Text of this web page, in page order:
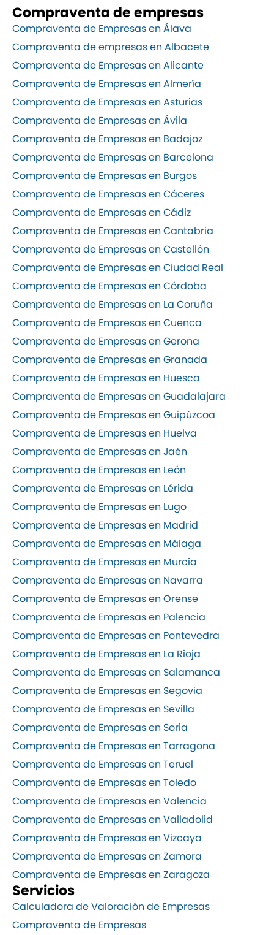
Compraventa de empresas
Compraventa de Empresas en Álava
Compraventa de empresas en Albacete
Compraventa de Empresas en Alicante
Compraventa de Empresas en Almería
Compraventa de Empresas en Asturias
Compraventa de Empresas en Ávila
Compraventa de Empresas en Badajoz
Compraventa de Empresas en Barcelona
Compraventa de Empresas en Burgos
Compraventa de Empresas en Cáceres
Compraventa de Empresas en Cádiz
Compraventa de Empresas en Cantabria
Compraventa de Empresas en Castellón
Compraventa de Empresas en Ciudad Real
Compraventa de Empresas en Córdoba
Compraventa de Empresas en La Coruña
Compraventa de Empresas en Cuenca
Compraventa de Empresas en Gerona
Compraventa de Empresas en Granada
Compraventa de Empresas en Huesca
Compraventa de Empresas en Guadalajara
Compraventa de Empresas en Guipúzcoa
Compraventa de Empresas en Huelva
Compraventa de Empresas en Jaén
Compraventa de Empresas en León
Compraventa de Empresas en Lérida
Compraventa de Empresas en Lugo
Compraventa de Empresas en Madrid
Compraventa de Empresas en Málaga
Compraventa de Empresas en Murcia
Compraventa de Empresas en Navarra
Compraventa de Empresas en Orense
Compraventa de Empresas en Palencia
Compraventa de Empresas en Pontevedra
Compraventa de Empresas en La Rioja
Compraventa de Empresas en Salamanca
Compraventa de Empresas en Segovia
Compraventa de Empresas en Sevilla
Compraventa de Empresas en Soria
Compraventa de Empresas en Tarragona
Compraventa de Empresas en Teruel
Compraventa de Empresas en Toledo
Compraventa de Empresas en Valencia
Compraventa de Empresas en Valladolid
Compraventa de Empresas en Vizcaya
Compraventa de Empresas en Zamora
Compraventa de Empresas en Zaragoza
Servicios
Calculadora de Valoración de Empresas
Compraventa de Empresas